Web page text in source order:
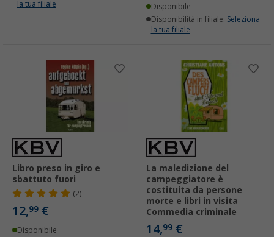
la tua filiale
Disponibile
Disponibilità in filiale: Seleziona
la tua filiale
Libro preso in giro e
sbattuto fuori
(2)
12,99 €
Disponibile
La maledizione del
campeggiatore è
costituita da persone
morte e libri in visita
Commedia criminale
14,99 €